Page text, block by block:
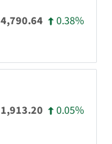
0.38%
1,913.20 0.05%